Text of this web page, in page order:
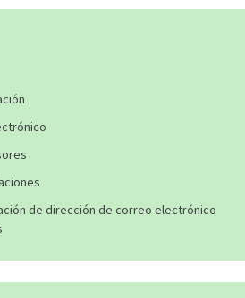
de dirección de correo electrónico